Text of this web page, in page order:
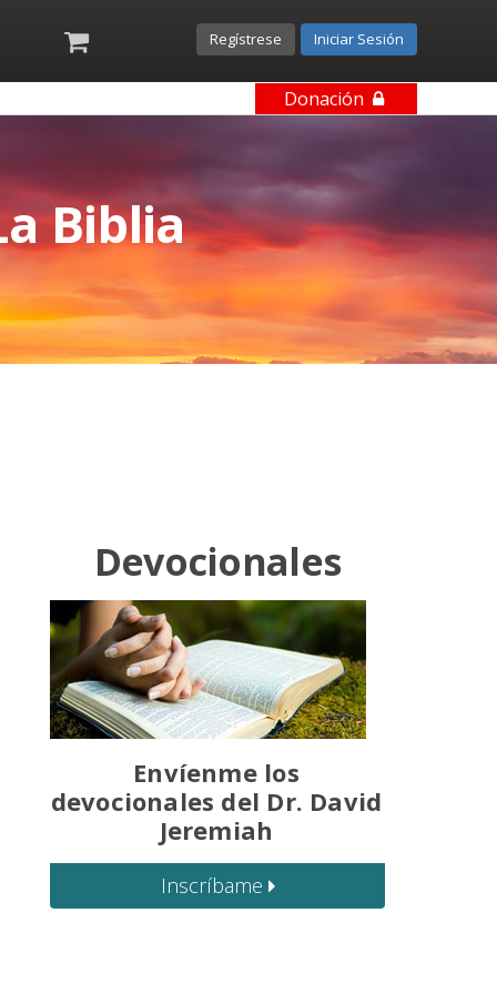
Regístrese Iniciar Sesión
Donación
Biblia
Devocionales
Envíenme los
devocionales del Dr. David
Jeremiah
Inscríbame